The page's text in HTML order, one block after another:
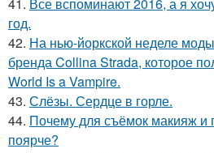
год.
42. На нью-йоркской неделе
бренда Collina Strada, которое
World Is a Vampire.
43. Слёзы. Сердце в горле.
44. Почему для съёмок макияж и
поярче?